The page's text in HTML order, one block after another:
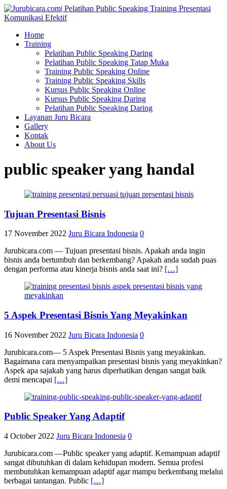
Home
Training
Pelatihan Public Speaking Daring
Pelatihan Public Speaking Tatap Muka
Training Public Speaking Online
Training Public Speaking Skills
Kursus Public Speaking Online
Kursus Public Speaking Daring
Pelatihan Public Speaking Daring
Layanan Juru Bicara
Gallery
Kontak
About Us
public speaker yang handal
Tujuan Presentasi Bisnis
17 November 2022 Juru Bicara Indonesia 0
Jurubicara.com — Tujuan presentasi bisnis. Apakah anda ingin
bisnis anda bertumbuh dan berkembang? Apakah anda sudah puas
dengan performa atau kinerja bisnis anda saat ini? […]
5 Aspek Presentasi Bisnis Yang Meyakinkan
16 November 2022 Juru Bicara Indonesia 0
Jurubicara.com— 5 Aspek Presentasi Bisnis yang meyakinkan.
Bagaimana cara menyampaikan presentasi bisnis yang meyakinkan?
Aspek apa sajakah yang harus diperhatikan dengan sangat baik
demi mencapai […]
Public Speaker Yang Adaptif
4 October 2022 Juru Bicara Indonesia 0
Jurubicara.com —Public speaker yang adaptif. Kemampuan adaptif
sangat dibutuhkan di dalam kehidupan modern. Semua profesi
membutuhkan kemampuan adaptif agar mampu berkembang melalui
berbagai tantangan. Public […]